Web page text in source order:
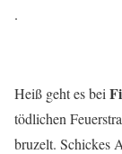
.
Heiß geht es bei
tödlichen
bruzelt. Schickes